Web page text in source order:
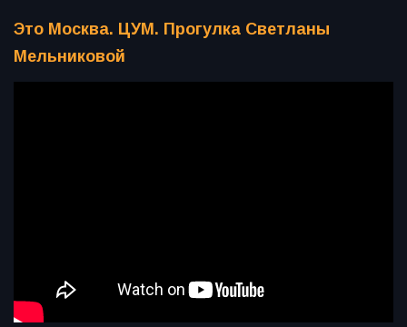
Это Москва. ЦУМ. Прогулка Светланы
Мельниковой